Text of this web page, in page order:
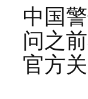
中国
问之
官方